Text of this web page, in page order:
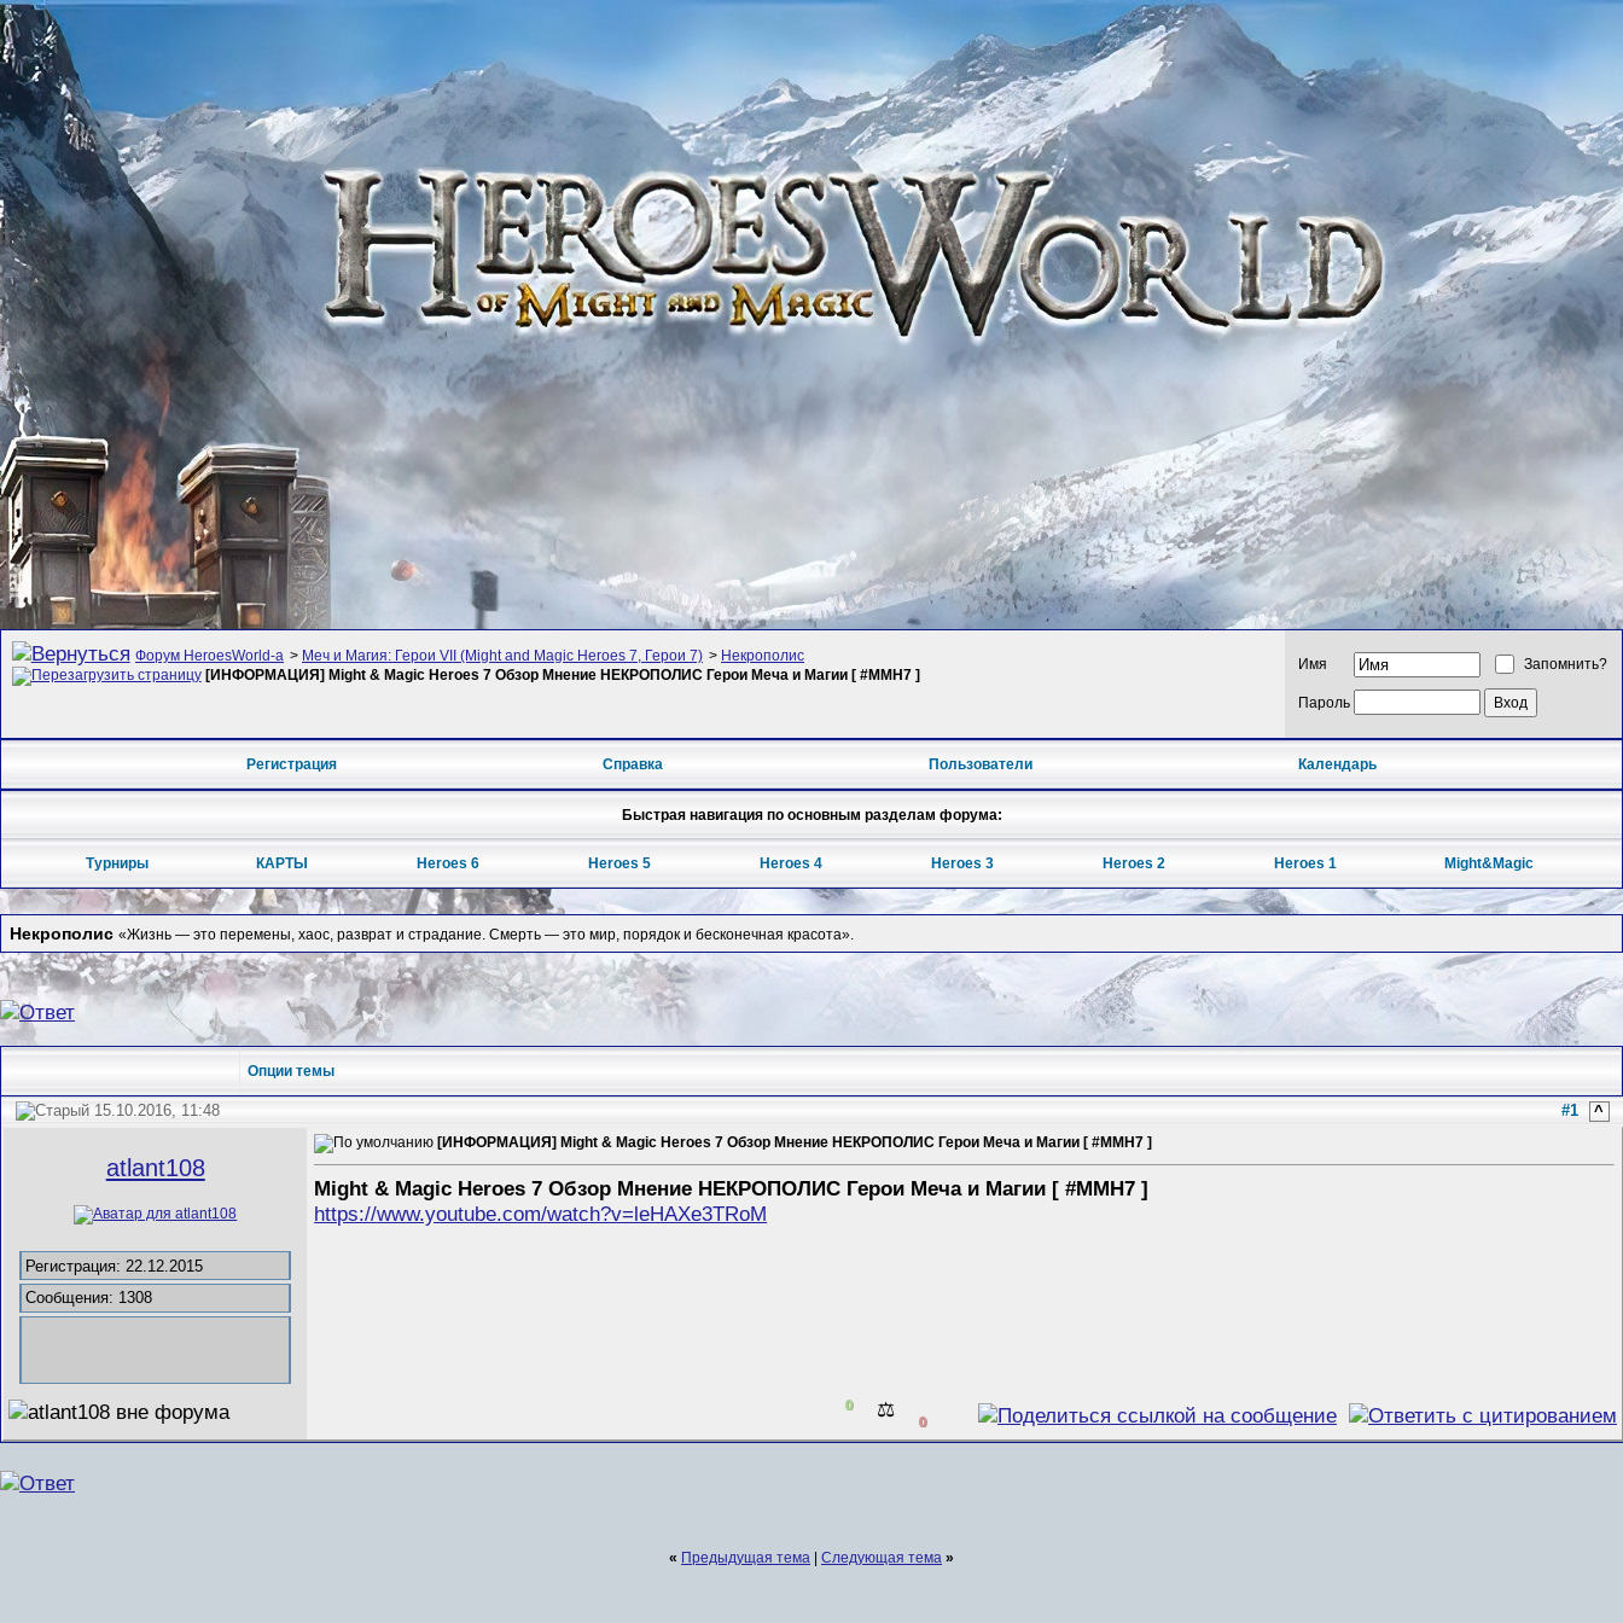
Форум HeroesWorld-а > Меч и Магия: Герои VII (Might and Magic Heroes 7, Герои 7) > Некрополис
[ИНФОРМАЦИЯ] Might & Magic Heroes 7 Обзор Мнение НЕКРОПОЛИС Герои Меча и Магии [ #MMH7 ]
Имя Запомнить?
Пароль
Регистрация Справка Пользователи Календарь
Быстрая навигация по основным разделам форума:
Турниры КАРТЫ Heroes 6 Heroes 5 Heroes 4 Heroes 3 Heroes 2 Heroes 1 Might&Magic
Некрополис «Жизнь — это перемены, хаос, разврат и страдание. Смерть — это мир, порядок и бесконечная красота».
Опции темы
15.10.2016, 11:48 #1 ^
atlant108
Регистрация: 22.12.2015
Сообщения: 1308
[ИНФОРМАЦИЯ] Might & Magic Heroes 7 Обзор Мнение НЕКРОПОЛИС Герои Меча и Магии [ #MMH7 ]
Might & Magic Heroes 7 Обзор Мнение НЕКРОПОЛИС Герои Меча и Магии [ #MMH7 ]
https://www.youtube.com/watch?v=leHAXe3TRoM
0 ⚖️ 0
« Предыдущая тема Следующая тема »